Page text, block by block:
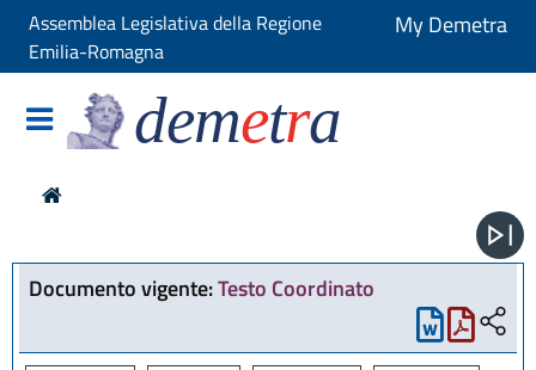
Assemblea Legislativa della Regione
Emilia-Romagna
My Demetra
demetra
Documento vigente:Testo Coordinato